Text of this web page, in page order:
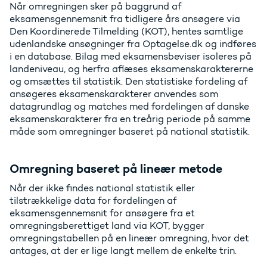
Når omregningen sker på baggrund af
eksamensgennemsnit fra tidligere års ‎ansøgere via
Den Koordinerede Tilmelding (KOT), hentes samtlige
udenlandske ansøgninger fra Optagelse.dk og indføres
i en database. Bilag med eksamensbeviser isoleres på
landeniveau, og herfra aflæses eksamenskaraktererne
og omsættes til statistik. Den statistiske fordeling af
ansøgeres eksamenskarakterer anvendes som
datagrundlag og matches med fordelingen af danske
eksamenskarakterer fra en treårig periode på samme
måde som omregninger baseret på national statistik.
Omregning baseret på lineær metode
Når der ikke findes national statistik eller
tilstrækkelige data for fordelingen af
eksamensgennemsnit for ansøgere fra et
omregningsberettiget land via KOT, bygger
omregningstabellen på en lineær omregning, hvor det
antages, at der er lige langt mellem de enkelte trin.